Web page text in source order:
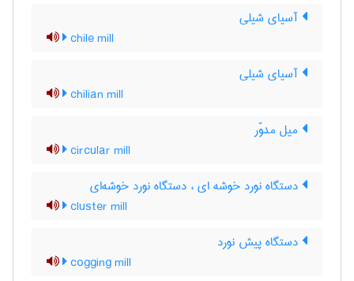
آسیای شیلی
chile mill
آسیای شیلی
chilian mill
میل مدوّر
circular mill
دستگاه نورد خوشه ای ، دستگاه نورد خوشه‌ای
cluster mill
دستگاه پیش نورد
cogging mill